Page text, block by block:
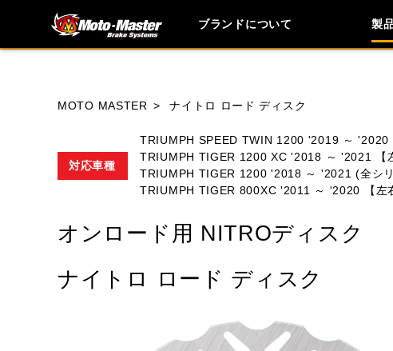
ブランドについて 製
HONDA YAMAHA SUZUKI
MOTO MASTER ナイトロ ロード ディスク
対応車種
TRIUMPH SPEED TWIN 1200 '2019 ～ '2020
TRIUMPH TIGER 1200 XC '2018 ～ '2021 【
TRIUMPH TIGER 1200 '2018 ～ '2021 (全シリ
TRIUMPH TIGER 800XC '2011 ～ '2020 【左
オンロード用 NITROディスク
ナイトロ ロード ディスク